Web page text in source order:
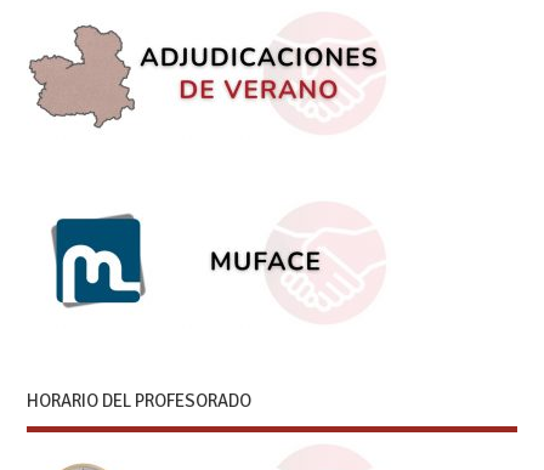
HORARIO DEL PROFESORADO